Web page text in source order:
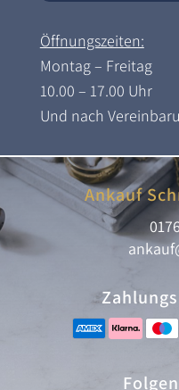
Öffnungszeiten:
Montag – Freitag
10.00 – 17.00 Uhr
Und nach
Ankauf